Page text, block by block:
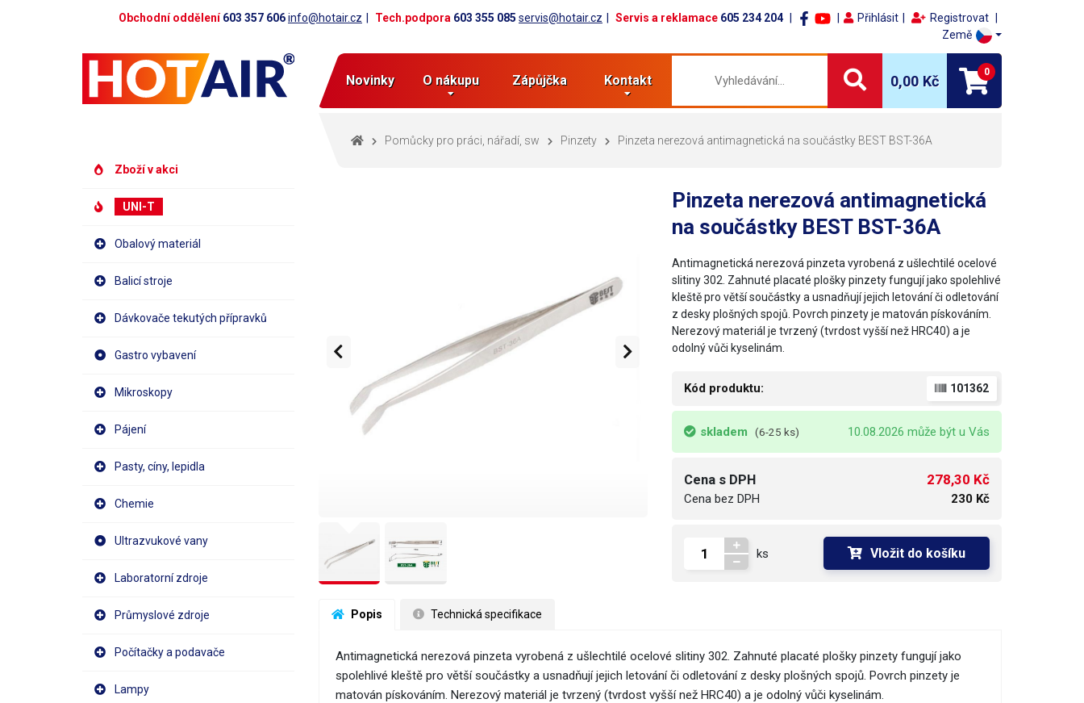
Obchodní oddělení603 357 606info@hotair.cz Tech.podpora 603 355 085 servis@hotair.cz Servis a reklamace 605 234 204 Přihlásit
Registrovat
Země
Novinky O nákupu Zápůjčka Kontakt 0,00 Kč
0
Zboží v akci
UNI-T
Obalový materiál
Balicí stroje
Dávkovače tekutých přípravků
Gastro vybavení
Mikroskopy
Pájení
Pasty, cíny, lepidla
Chemie
Ultrazvukové vany
Laboratorní zdroje
Průmyslové zdroje
Počítačky a podavače
Lampy
Pomůcky pro práci, nářadí, sw Pinzety Pinzeta nerezová antimagnetická na součástky BEST BST-36A
Pinzeta nerezová antimagnetická
na součástky BEST BST-36A
Antimagnetická nerezová pinzeta vyrobená z ušlechtilé ocelové
slitiny 302. Zahnuté placaté plošky pinzety fungují jako spolehlivé
kleště pro větší součástky a usnadňují jejich letování či odletování
z desky plošných spojů. Povrch pinzety je matován pískováním.
Nerezový materiál je tvrzený (tvrdost vyšší než HRC40) a je
odolný vůči kyselinám.
Kód produktu: 101362
skladem (6-25 ks) 10.08.2026 může být u Vás
Cena s DPH
Cena bez DPH
278,30 Kč
230 Kč
ks Vložit do košíku
Popis Technická specifikace
Antimagnetická nerezová pinzeta vyrobená z ušlechtilé ocelové slitiny 302. Zahnuté placaté plošky pinzety fungují jako
spolehlivé kleště pro větší součástky a usnadňují jejich letování či odletování z desky plošných spojů. Povrch pinzety je
matován pískováním. Nerezový materiál je tvrzený (tvrdost vyšší než HRC40) a je odolný vůči kyselinám.